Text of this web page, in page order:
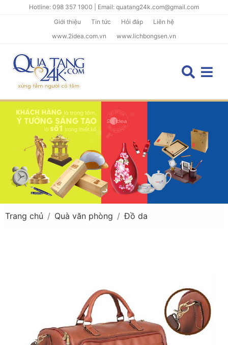
Hotline: 098 357 1900 | Email: quatang24k.com@gmail.com
Giới thiệu
Tin tức Hỏi đáp
Liên hệ
www.2idea.com.vn
www.lichbongsen.vn
Trang chủ Quà văn phòng Đồ da